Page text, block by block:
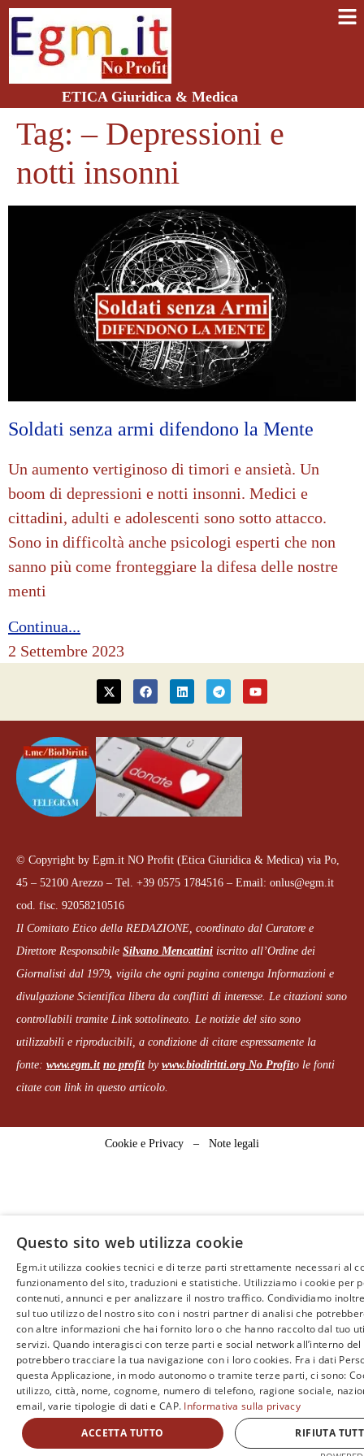
ETICA Giuridica & Medica
Tag:– Depressioni e
notti insonni
Soldati senza armi difendono la Mente
Un aumento vertiginoso di timori e ansietà. Un
boom di depressioni e notti insonni. Medici e
cittadini, adulti e adolescenti sono sotto attacco.
Sono in difficoltà anche psicologi esperti che non
sanno più come fronteggiare la difesa delle nostre
menti
Continua...
2 Settembre 2023
© Copyright by Egm.it NO Profit (Etica Giuridica & Medica) via Po,
45 – 52100 Arezzo – Tel. +39 0575 1784516 – Email: onlus@egm.it
cod. fisc. 92058210516
Il Comitato Etico della REDAZIONE, coordinato dal Curatore e
Direttore Responsabile Silvano Mencattini iscritto all’Ordine dei
Giornalisti dal 1979, vigila che ogni pagina contenga Informazioni e
divulgazione Scientifica libera da conflitti di interesse. Le citazioni sono
controllabili tramite Link sottolineato. Le notizie del sito sono
utilizzabili e riproducibili, a condizione di citare espressamente la
fonte: www.egm.it no profitby www.biodiritti.org No Profito le fonti
citate con link in questo articolo.
Cookie e Privacy – Note legali
Questo sito web utilizza cookie
Egm.it utilizza cookies tecnici e di terze parti strettamente necessari al
funzionamento del sito, traduzioni e statistiche. Utilizziamo i cookie per
contenuti, annunci e per analizzare il nostro traffico. Condividiamo
sul tuo utilizzo del nostro sito con i nostri partner di analisi che
con altre informazioni che hai fornito loro o che hanno raccolto dal tuo
servizi. Quando interagisci con terze parti e social network all’interno
potrebbero tracciare la tua navigazione con i loro cookies. Fra i dati
questa Applicazione, in modo autonomo o tramite terze parti, ci sono:
utilizzo, città, nome, cognome, numero di telefono, ragione sociale,
email, varie tipologie di dati e CAP. Informativa sulla privacy
ACCETTA TUTTO
RIFIUTA